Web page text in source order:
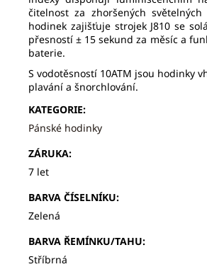
čitelnost za zhoršených světelných
hodinek zajišťuje strojek J810 se
přesností ± 15 sekund za měsíc a
baterie.
S vodotěsností 10ATM jsou hodinky
plavání a šnorchlování.
KATEGORIE:
Pánské hodinky
ZÁRUKA:
7 let
BARVA ČÍSELNÍKU:
Zelená
BARVA ŘEMÍNKU/TAHU:
Stříbrná
Původně:
900